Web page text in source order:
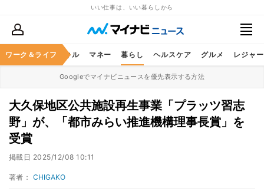
いい仕事は、いい暮らしから
ワーク＆ライフ
ア ビジネススキル マネー 暮らし ヘルスケア グルメ レジャー
Googleでマイナビニュースを優先表示する方法
大久保地区公共施設再生事業「プラッツ習志
野」が、「都市みらい推進機構理事長賞」を
受賞
掲載日 2025/12/08 10:11
著者： CHIGAKO